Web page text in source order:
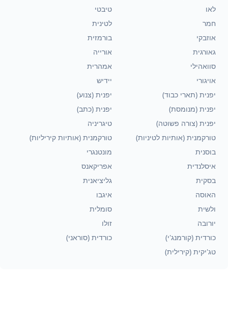
לאו
טיבטי
חמר
לטינית
אוזבקי
בורמזית
גאורגית
אורייה
סוואהילי
אמהרית
אויגורי
יידיש
יפנית (תארי כבוד)
יפנית (צנוע)
יפנית (מנומסת)
יפנית (כתב)
יפנית (צורה פשוטה)
טיגריניה
טורקמנית (אותיות לטיניות)
טורקמנית (אותיות קיריליות)
בוסנית
מונטנגרי
איסלנדית
אפריקאנס
בסקית
גליציאנית
האוסה
איגבו
ולשית
סומלית
יורובה
זולו
כורדית (קורמנג'י)
כורדית (סוראני)
טג'יקית (קירילית)